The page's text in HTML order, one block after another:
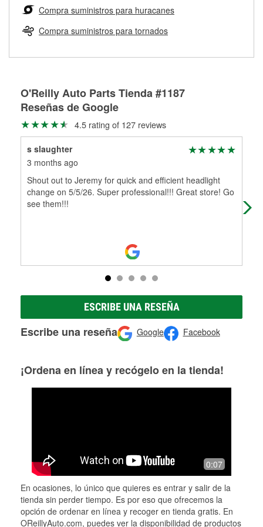
Más información sobre el Programa de Préstamo de
Herramientas de O'Reilly
medirán tus tambores o discos para determinar si pueden
ser rectificados con seguridad. Si tus tambores o discos no
pueden ser reutilizados, podemos ayudarte a encontrar las
partes de reemplazo correctas para tu reparación.
Rectificación de tambores y discos de freno
Compra suministros para huracanes
Compra suministros para tornados
O'Reilly Auto Parts Tienda #1187
Reseñas de Google
4.5 rating of 127 reviews
s slaughter
3 months ago
Shout out to Jeremy for quick and efficient headlight
change on 5/5/26. Super professional!!! Great store! Go
see them!!!
ESCRIBE UNA RESEÑA
Escribe una reseña Google Facebook
¡Ordena en línea y recógelo en la tienda!
0:07
En ocasiones, lo único que quieres es entrar y salir de la
tienda sin perder tiempo. Es por eso que ofrecemos la
opción de ordenar en línea y recoger en tienda gratis. En
OReillyAuto.com, puedes ver la disponibilidad de productos